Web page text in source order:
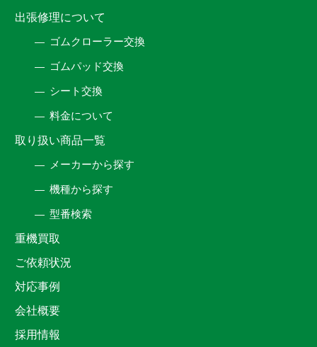
出張修理について
ゴムクローラー交換
ゴムパッド交換
シート交換
料金について
取り扱い商品一覧
メーカーから探す
機種から探す
型番検索
重機買取
ご依頼状況
対応事例
会社概要
採用情報